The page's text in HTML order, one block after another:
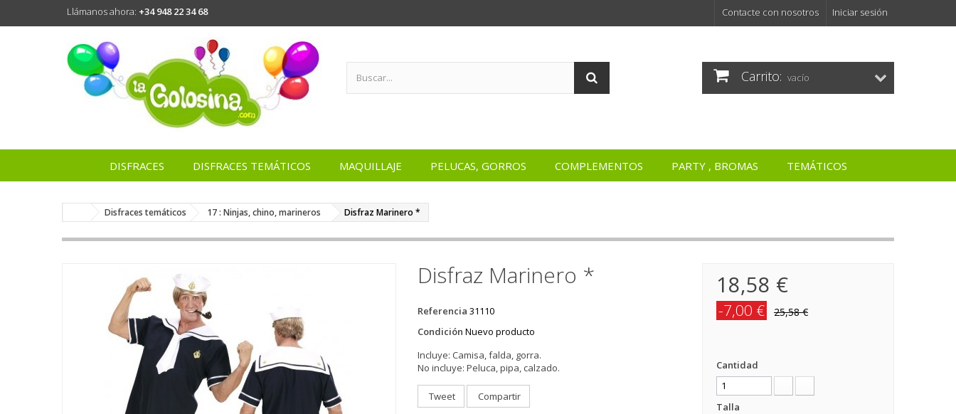
Iniciar sesión
Contacte con nosotros
Llámanos ahora: +34 948 22 34 68
Carrito: vacío
DISFRACES DISFRACES TEMÁTICOS MAQUILLAJE PELUCAS, GORROS COMPLEMENTOS PARTY , BROMAS TEMÁTICOS
Disfraces temáticos 17 : Ninjas, chino, marineros Disfraz Marinero *
Disfraz Marinero *
Referencia 31110
Condición Nuevo producto
Incluye: Camisa, falda, gorra.
No incluye: Peluca, pipa, calzado.
Tweet Compartir
18,58 €
-7,00 € 25,58 €
Cantidad
Talla